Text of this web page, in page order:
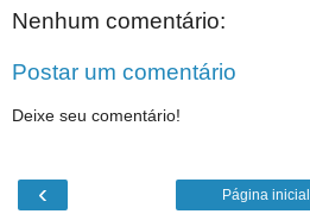
Nenhum comentário:
Postar um comentário
Deixe seu comentário!
‹ Página inicial